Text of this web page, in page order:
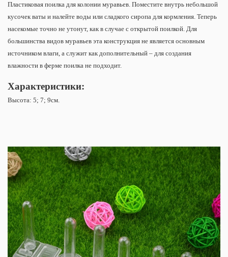
Пластиковая поилка для колонии муравьев. Поместите внутрь небольшой
кусочек ваты и налейте воды или сладкого сиропа для кормления. Теперь
насекомые точно не утонут, как в случае с открытой поилкой. Для
большинства видов муравьев эта конструкция не является основным
источником влаги, а служит как дополнительный – для создания
влажности в ферме поилка не подходит.
Характеристики:
Высота: 5; 7; 9см.